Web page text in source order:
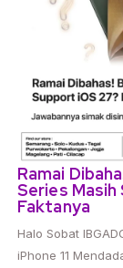
Ramai
Series Masih
Faktanya
Halo Sobat
iPhone 11